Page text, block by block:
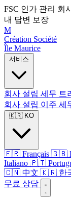
FSC 인가 관리 회
내 답변 보장
M
Création Société
Île Maurice
회사 설립 세무 트
회사 설립 이주 세
🇫🇷 Français 🇬🇧
Italiano 🇵🇹
🇨🇳 中文 🇰🇷 한
무료 상담